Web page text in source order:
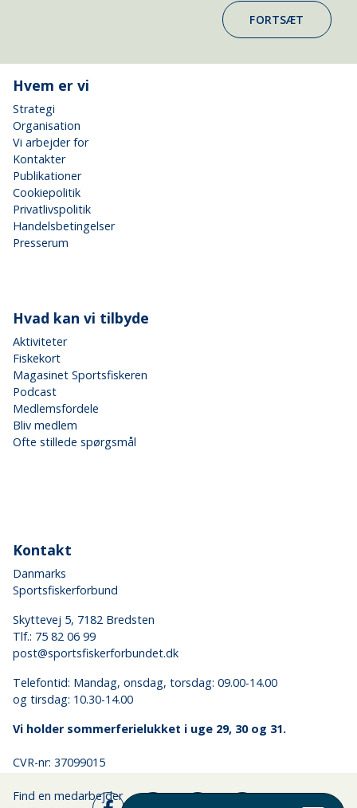
FORTSÆT
Hvem er vi
Strategi
Organisation
Vi arbejder for
Kontakter
Publikationer
Cookiepolitik
Privatlivspolitik
Handelsbetingelser
Presserum
Hvad kan vi tilbyde
Aktiviteter
Fiskekort
Magasinet Sportsfiskeren
Podcast
Medlemsfordele
Bliv medlem
Ofte stillede spørgsmål
Kontakt
Danmarks
Sportsfiskerforbund
Skyttevej 5, 7182 Bredsten
Tlf.: 75 82 06 99
post@sportsfiskerforbundet.dk
Telefontid: Mandag, onsdag, torsdag: 09.00-14.00
og tirsdag: 10.30-14.00
Vi holder sommerferielukket i uge 29, 30 og 31.
CVR-nr: 37099015
Find en medarbejder